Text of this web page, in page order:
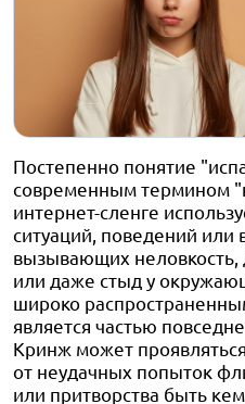
Постепенно понятие
современным термином
интернет-сленге
ситуаций, поведений или
вызывающих
или даже стыд у
широко
является частью
Кринж может
от неудачных попыток
или притворства быть